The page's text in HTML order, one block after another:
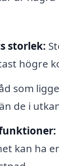
storlek:
högre
som
de i
kan ha